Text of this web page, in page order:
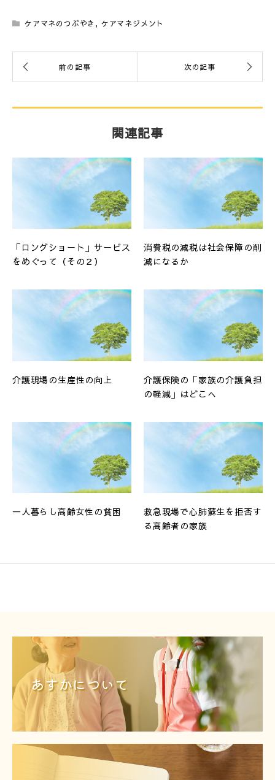
ケアマネのつぶやき , ケアマネジメント
関連記事
「ロングショート」サービス
をめぐって（その２）
消費税の減税は社会保障の削
減になるか
介護現場の生産性の向上
介護保険の「家族の介護負担
の軽減」はどこへ
一人暮らし高齢女性の貧困
救急現場で心肺蘇生を拒否す
る高齢者の家族
あすかについて